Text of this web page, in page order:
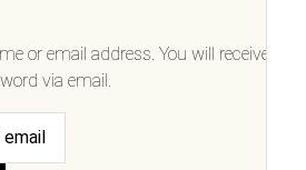
or email address. You will receive a
via email.